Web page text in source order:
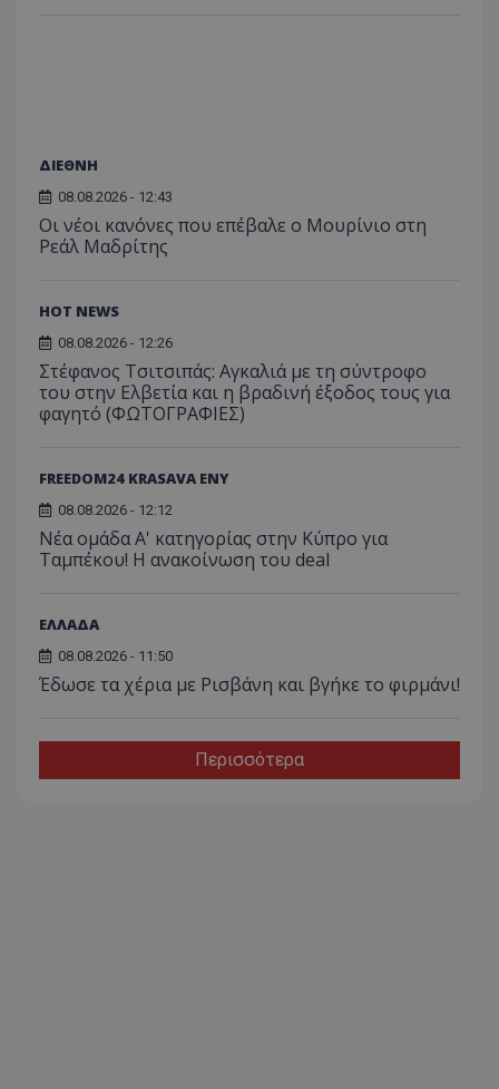
ΔΙΕΘΝΗ
08.08.2026 - 12:43
Οι νέοι κανόνες που επέβαλε ο Μουρίνιο στη
Ρεάλ Μαδρίτης
HOT NEWS
08.08.2026 - 12:26
Στέφανος Τσιτσιπάς: Αγκαλιά με τη σύντροφο
του στην Ελβετία και η βραδινή έξοδος τους για
φαγητό (ΦΩΤΟΓΡΑΦΙΕΣ)
FREEDOM24 KRASAVA ΕΝΥ
08.08.2026 - 12:12
Νέα ομάδα Α' κατηγορίας στην Κύπρο για
Ταμπέκου! Η ανακοίνωση του deal
ΕΛΛΑΔΑ
08.08.2026 - 11:50
Έδωσε τα χέρια με Ρισβάνη και βγήκε το φιρμάνι!
Περισσότερα